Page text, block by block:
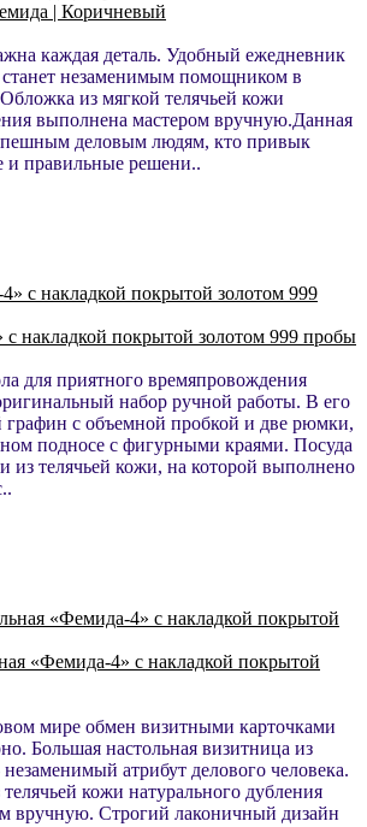
| Коричневый
каждая деталь. Удобный ежедневник
незаменимым помощником в
из мягкой телячьей кожи
выполнена мастером вручную.Данная
деловым людям, кто привык
и правильные решени..
накладкой покрытой золотом 999 пробы
для приятного времяпровождения
набор ручной работы. В его
графин с объемной пробкой и две рюмки,
подносе с фигурными краями. Посуда
из телячьей кожи, на которой выполнено
«Фемида-4» с накладкой покрытой
мире обмен визитными карточками
Большая настольная визитница из
атрибут делового человека.
кожи натурального дубления
вручную. Строгий лаконичный дизайн